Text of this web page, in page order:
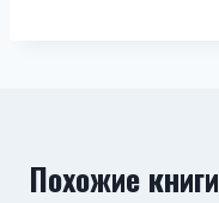
Похожие книги